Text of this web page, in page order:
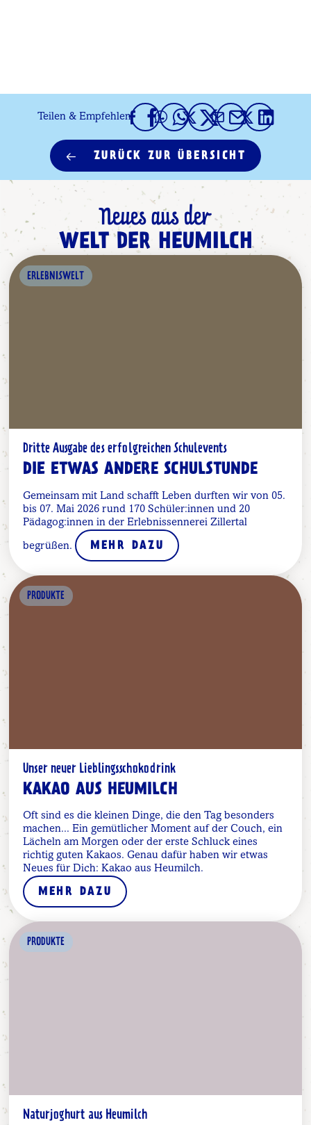
ZURÜCK ZUR ÜBERSICHT
Teilen & Empfehlen
Neues aus der
WELT DER HEUMILCH
ERLEBNISWELT
Dritte Ausgabe des erfolgreichen Schulevents
DIE ETWAS ANDERE SCHULSTUNDE
Gemeinsam mit Land schafft Leben durften wir von 05.
bis 07. Mai 2026 rund 170 Schüler:innen und 20
Pädagog:innen in der Erlebnissennerei Zillertal
begrüßen. MEHR DAZU
PRODUKTE
Unser neuer Lieblingsschokodrink
KAKAO AUS HEUMILCH
Oft sind es die kleinen Dinge, die den Tag besonders
machen... Ein gemütlicher Moment auf der Couch, ein
Lächeln am Morgen oder der erste Schluck eines
richtig guten Kakaos. Genau dafür haben wir etwas
Neues für Dich: Kakao aus Heumilch.
MEHR DAZU
PRODUKTE
Naturjoghurt aus Heumilch